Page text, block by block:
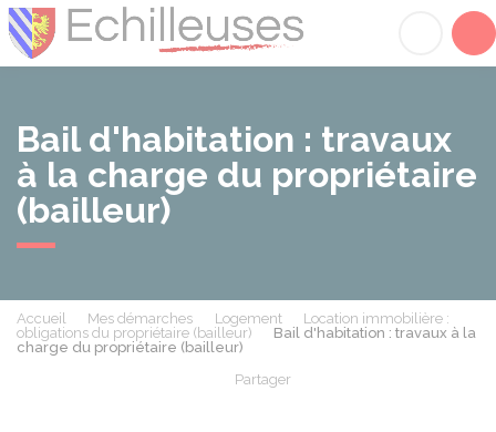
Bail d'habitation : travaux
à la charge du propriétaire
(bailleur)
Accueil Mes démarches Logement
Location immobilière :
obligations du propriétaire (bailleur)
Bail d'habitation : travaux à la
charge du propriétaire (bailleur)
Partager